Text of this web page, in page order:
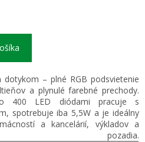
dotykom – plné RGB podsvietenie
a plynulé farebné prechody.
400 LED diódami pracuje s
spotrebuje iba 5,5W a je ideálny
a kancelárií, výkladov a
pozadia.